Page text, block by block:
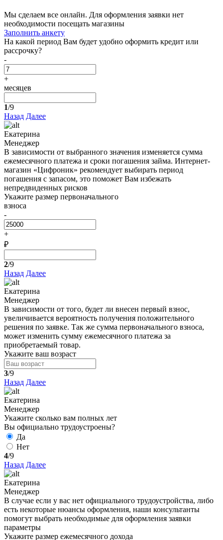
Мы сделаем все онлайн. Для оформления заявки нет
необходимости посещать магазины
Заполнить анкету
На какой период Вам будет удобно оформить кредит или
рассрочку?
-
+
месяцев
1/9
Назад Далее
Екатерина
Менеджер
В зависимости от выбранного значения изменяется сумма
ежемесячного платежа и сроки погашения займа. Интернет-
магазин «Цифроник» рекомендует выбирать период
погашения с запасом, это поможет Вам избежать
непредвиденных рисков
Укажите размер первоначального
взноса
-
+
₽
2/9
Назад Далее
Екатерина
Менеджер
В зависимости от того, будет ли внесен первый взнос,
увеличивается вероятность получения положительного
решения по заявке. Так же сумма первоначального взноса,
может изменить сумму ежемесячного платежа за
приобретаемый товар.
Укажите ваш возраст
3/9
Назад Далее
Екатерина
Менеджер
Укажите сколько вам полных лет
Вы официально трудоустроены?
Да
Нет
4/9
Назад Далее
Екатерина
Менеджер
В случае если у вас нет официального трудоустройства, либо
есть некоторые нюансы оформления, наши консультанты
помогут выбрать необходимые для оформления заявки
параметры
Укажите размер ежемесячного дохода